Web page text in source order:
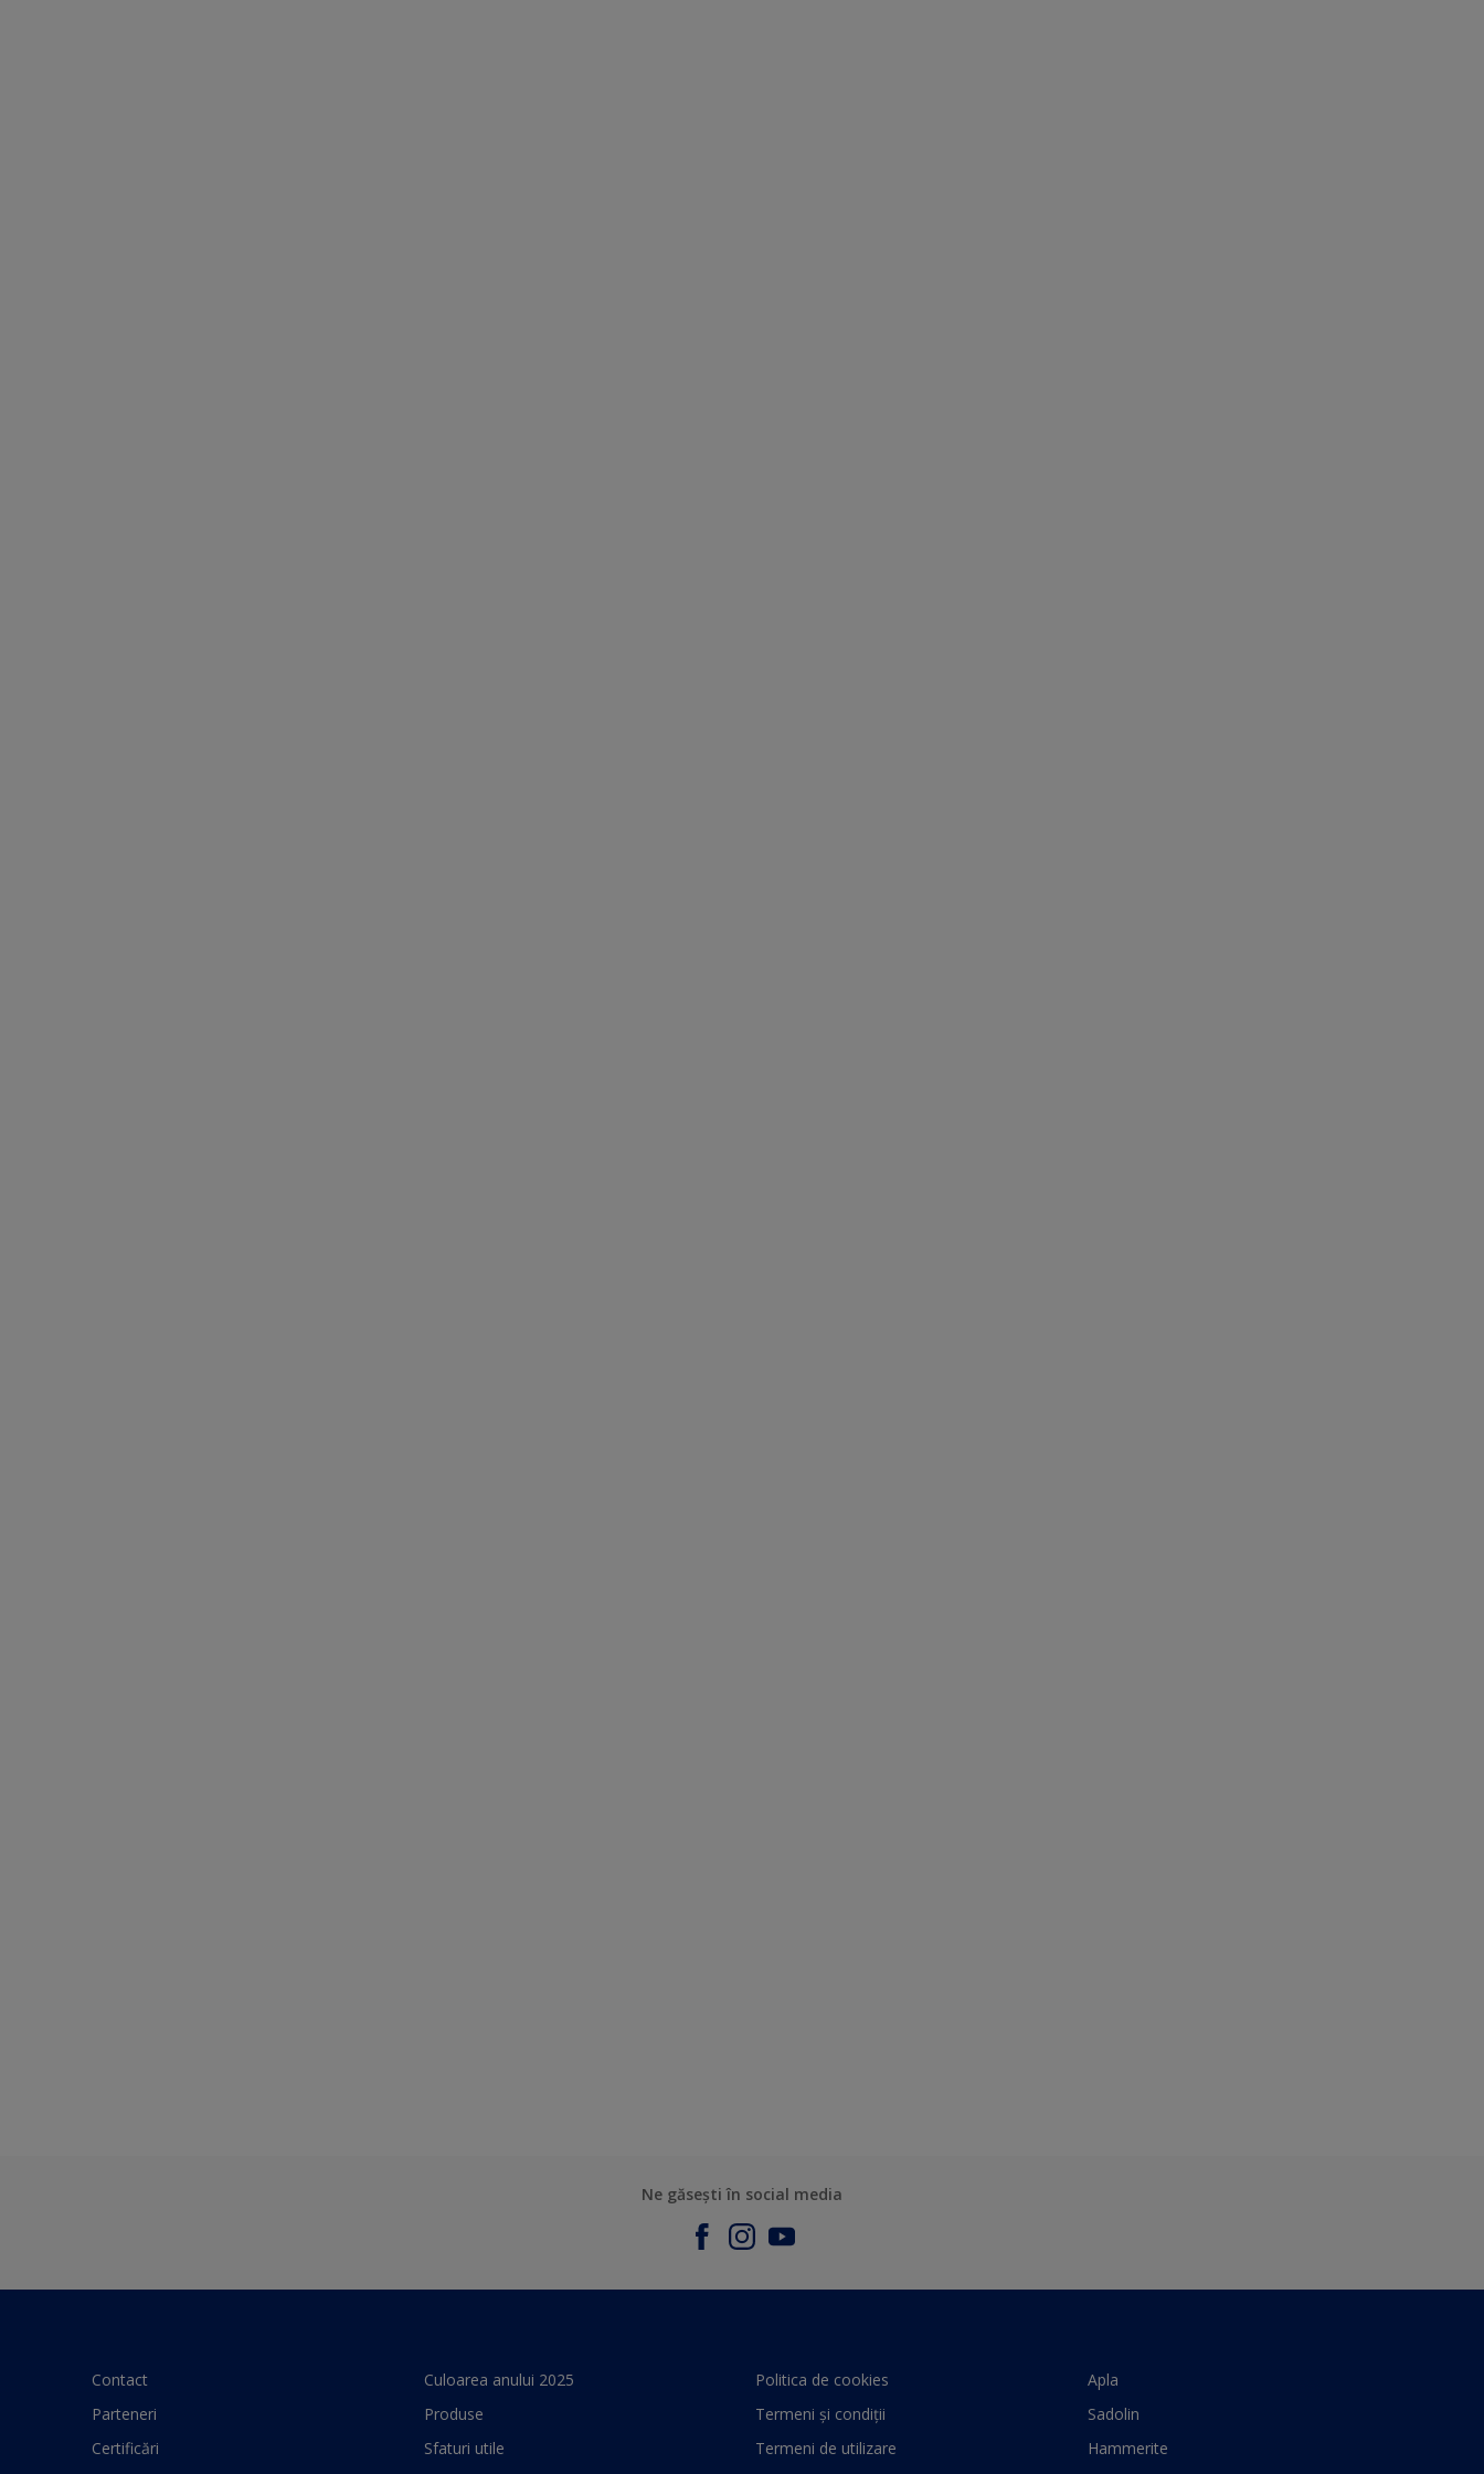
Ne găsești în social media
Contact
Parteneri
Certificări
Culoarea anului 2025
Produse
Sfaturi utile
Politica de cookies
Termeni și condiții
Termeni de utilizare
Apla
Sadolin
Hammerite